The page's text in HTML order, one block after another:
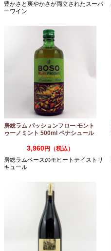
豊かさと爽やかさが両立されたスーパ
ーワイン
房総ラム パッションフロー モント
ゥーノミント 500ml ペナシュール
3,960円（税込）
房総ラムベースのモヒートテイストリ
キュール